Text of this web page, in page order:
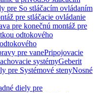
pre So stláčacím ovládaním
pre stláčacie ovládanie
pre konečnú montáž pre
odtokového
pre vanePripojovacie
systémyGeberit
pre Systémové stenyNosné
diely pre